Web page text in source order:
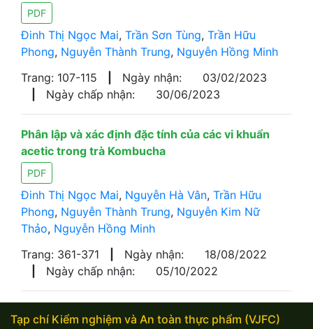
PDF
Đinh Thị Ngọc Mai, Trần Sơn Tùng, Trần Hữu
Phong, Nguyễn Thành Trung, Nguyễn Hồng Minh
Trang: 107-115
Ngày nhận:
03/02/2023
Ngày chấp nhận: 30/06/2023
Phân lập và xác định đặc tính của các vi khuẩn
acetic trong trà Kombucha
PDF
Đinh Thị Ngọc Mai, Nguyễn Hà Vân, Trần Hữu
Phong, Nguyễn Thành Trung, Nguyễn Kim Nữ
Thảo, Nguyễn Hồng Minh
Trang: 361-371
Ngày nhận:
18/08/2022
Ngày chấp nhận: 05/10/2022
Tạp chí Kiểm nghiệm và An toàn thực phẩm (VJFC)